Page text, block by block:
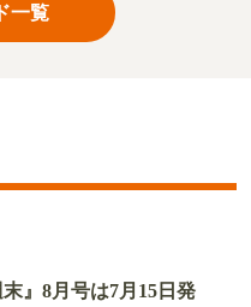
一覧
末』8月号は7月15日発